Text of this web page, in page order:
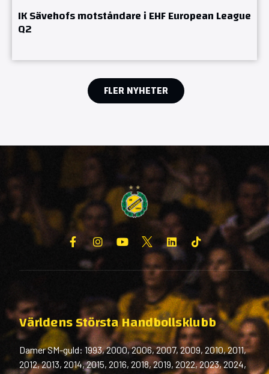
IK Sävehofs motståndare i EHF European League
Q2
FLER NYHETER
Världens Största Handbollsklubb
Damer SM-guld: 1993, 2000, 2006, 2007, 2009, 2010, 2011,
2012, 2013, 2014, 2015, 2016, 2018, 2019, 2022, 2023, 2024,